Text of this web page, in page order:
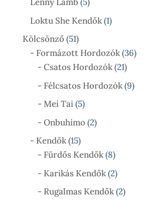
Termék
Loktu She Kendők 11
Kölcsönző 5151
Termék
- Formázott Hordozók 3636
- Csatos Hordozók 2121
Termék
- Félcsatos Hordozók 99
- Mei Tai 55
Termék
- Onbuhimo 22
- Kendők 1515
Termék
- Fürdős Kendők 88
Termék
- Karikás Kendők 22
Termék
- Rugalmas Kendők 22